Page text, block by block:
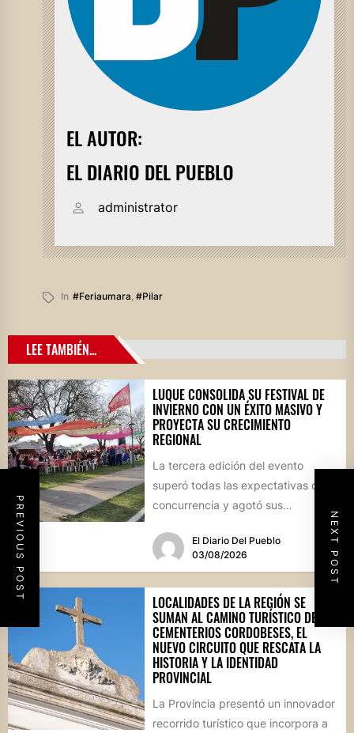
EL AUTOR:
EL DIARIO DEL PUEBLO
administrator
In #feriaumara, #pilar
PREVIOUS POST NEXT POST
LEE TAMBIÉN...
LUQUE CONSOLIDA SU FESTIVAL DE
INVIERNO CON UN ÉXITO MASIVO Y
PROYECTA SU CRECIMIENTO
REGIONAL
La tercera edición del evento
superó todas las expectativas de
concurrencia y agotó sus
propuestas gastronómicas. En este
marco, el...El Diario Del Pueblo
03/08/2026
LOCALIDADES DE LA REGIÓN SE
SUMAN AL CAMINO TURÍSTICO DE
CEMENTERIOS CORDOBESES, EL
NUEVO CIRCUITO QUE RESCATA LA
HISTORIA Y LA IDENTIDAD
PROVINCIAL
La Provincia presentó un innovador
recorrido turístico que incorpora a